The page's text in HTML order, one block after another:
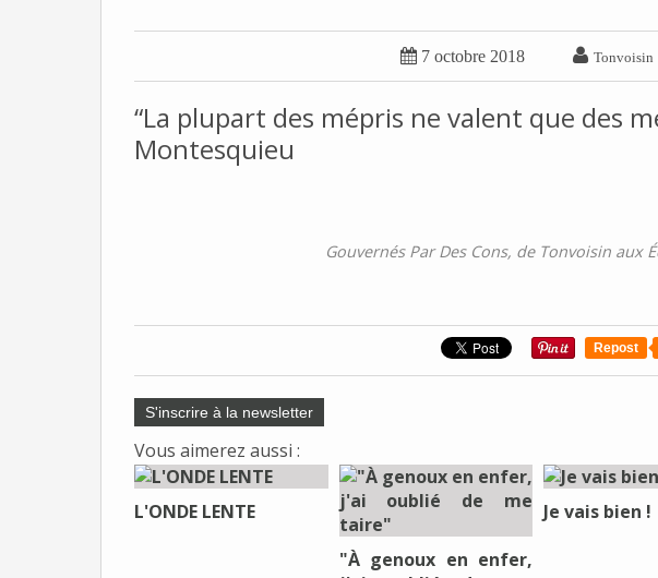
 7 octobre 2018  Tonvoisin
“La plupart des mépris ne valent que des
Montesquieu
Gouvernés Par Des Cons, de Tonvoisin aux
Repost
S'inscrire à la newsletter
Vous aimerez aussi :
L'ONDE LENTE
"À genoux en enfer,
Je vais bien !